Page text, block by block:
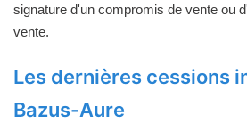
signature d'un compromis de vente ou
vente.
Les dernières cessions
Bazus-Aure